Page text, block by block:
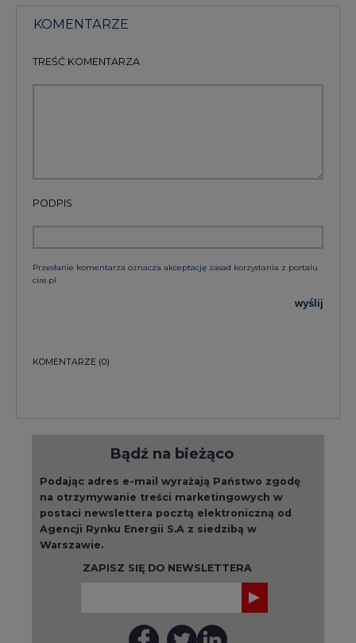
KOMENTARZE
TREŚĆ KOMENTARZA
PODPIS
Przesłanie komentarza oznacza akceptację zasad korzystania z portalu
cire.pl
wyślij
KOMENTARZE (0)
Bądź na bieżąco
Podając adres e-mail wyrażają Państwo zgodę
na otrzymywanie treści marketingowych w
postaci newslettera pocztą elektroniczną od
Agencji Rynku Energii S.A z siedzibą w
Warszawie.
ZAPISZ SIĘ DO NEWSLETTERA